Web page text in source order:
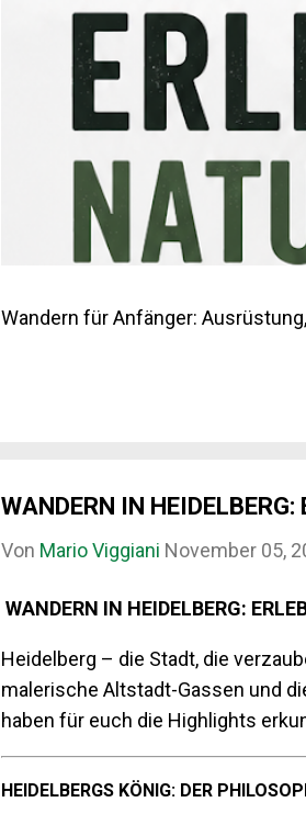
Wandern für Anfänger:
WANDERN IN
Von Mario Viggiani November 05,
WANDERN IN HEIDELBERG:
Heidelberg – die Stadt, die
malerische Altstadt-Gassen und
haben für euch die Highlights
HEIDELBERGS KÖNIG: DER